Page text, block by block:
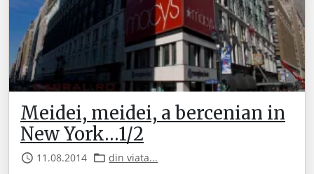
Meidei, meidei, a bercenian in
New York…1/2
11.08.2014 din viata...